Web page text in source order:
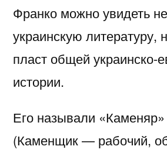
Франко можно увидеть
украинскую литературу,
пласт общей украинско-
истории.
Его называли «Каменяр»
(Каменщик — рабочий,